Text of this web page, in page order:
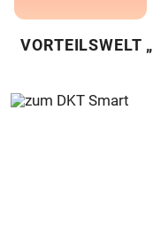
VORTEILSWELT